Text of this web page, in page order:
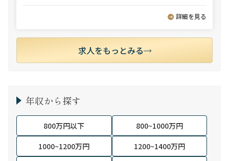
詳細を見る
求人をもっとみる
年収から探す
800万円以下
800~1000万円
1000~1200万円
1200~1400万円